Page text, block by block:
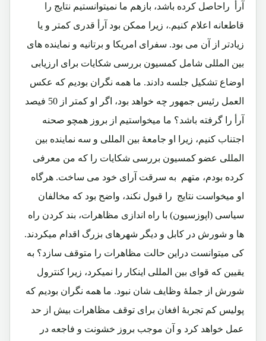
آرأ راحاصل کرده باشد، بازهم ما نمیتوانستیم نتایج را
قاطعانه اعلام کنیم.، زیرا ممکن بود آرأ قدری کمتر و یا
زیادتر از آن می بود. سفرای امریکا و برتانیه و نماینده های
بین المللی شامل کمسیون بررسی شکایات برای ارزیابی
اوضاع تشکیل جلسه دادند. ما همه نگران بودیم که عکس
العمل رئیس جمهور چه خواهد بود، اگر او کمتر از 50 فیصد
آرأ را گرفته باشد؟ ما میخواستیم از بروز همچو صحنه
اجتناب کنیم، زیرا او جامعۀ بین المللی و سه نماینده بین
المللی عضو کمسیون بررسی شکایات را که من معرفی
کرده بودم، متهم به سرقت آرای خود می ساخت. هرگاه
او میخواست نتایج را قبول نکند، واضح بود که مخالفان
سیاسی (اپوزسیون) با راه اندازی مظاهرات، بند کردن راه
ها و شورش در کابل و دیگر شهرهای بزرگ اقدام میکردند.
کی میتوانست دراین حالت مظاهرات را متوقف سازد؟ به
یقیین که قوای بین المللی اینکار را نمیکرد، زیرا کنترول
شورش از جملۀ وظایف شان نبود. ما همه نگران بودیم که
پولیس کم تجربۀ افغان برای توقف مظاهرات بیش از حد
عمل خواهد کرد و آن موجب بروز خشونت و فاجعه در